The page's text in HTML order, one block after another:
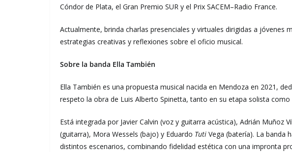
Cóndor de Plata, el Gran Premio SUR y el Prix SACEM–Radio France.
Actualmente, brinda charlas presenciales y virtuales dirigidas a jóvenes
estrategias creativas y reflexiones sobre el oficio musical.
Sobre la banda Ella También
Ella También es una propuesta musical nacida en Mendoza en 2021,
respeto la obra de Luis Alberto Spinetta, tanto en su etapa solista como
Está integrada por Javier Calvin (voz y guitarra acústica), Adrián Muñoz
(guitarra), Mora Wessels (bajo) y Eduardo Tuti Vega (batería). La banda
distintos escenarios, combinando fidelidad estética con una impronta